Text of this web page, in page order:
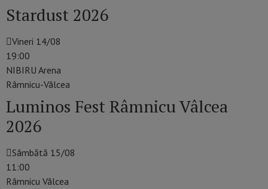
Stardust 2026
Vineri 14/08
19:00
NIBIRU Arena
Râmnicu-Vâlcea
Luminos Fest Râmnicu Vâlcea
2026
Sâmbătă 15/08
11:00
Râmnicu Vâlcea